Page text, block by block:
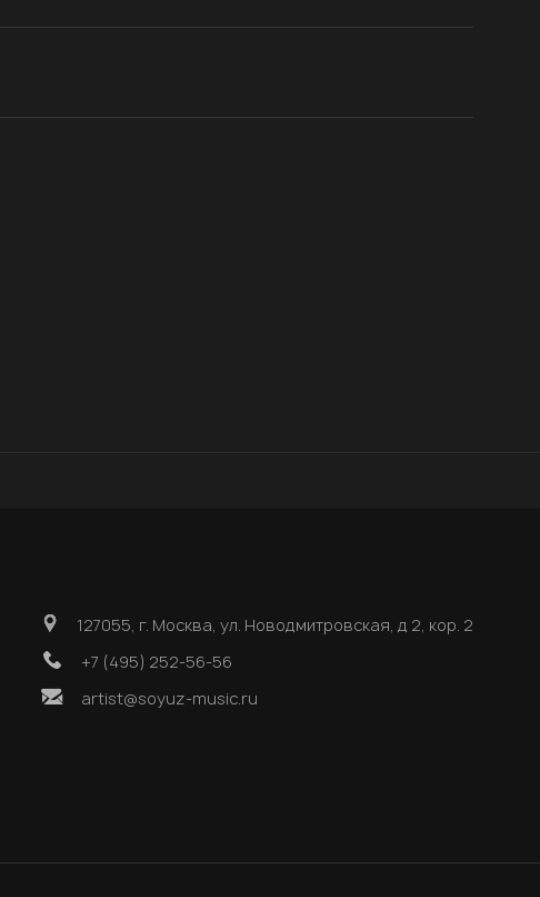
127055, г. Москва, ул. Новодмитровская, д 2, кор. 2
+7 (495) 252-56-56
artist@soyuz-music.ru